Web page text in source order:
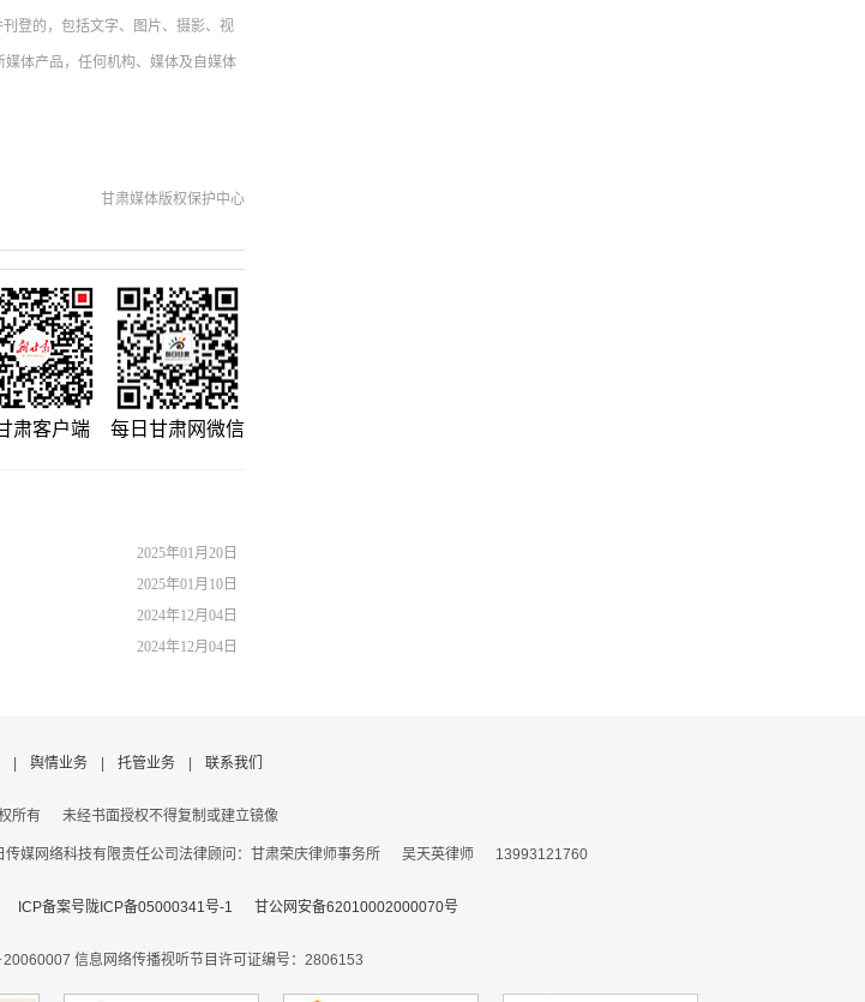
登的，包括文字、图片、摄影、视
体产品，任何机构、媒体及自媒体
甘肃媒体版权保护中心
肃客户端 每日甘肃网微信
2025年01月20日
2025年01月10日
2024年12月04日
2024年12月04日
舆情业务 托管业务 联系我们
所有 未经书面授权不得复制或建立镜像
媒网络科技有限责任公司法律顾问：甘肃荣庆律师事务所 吴天英律师 13993121760
ICP备案号陇ICP备05000341号-1 甘公网安备62010002000070号
20060007 信息网络传播视听节目许可证编号：2806153